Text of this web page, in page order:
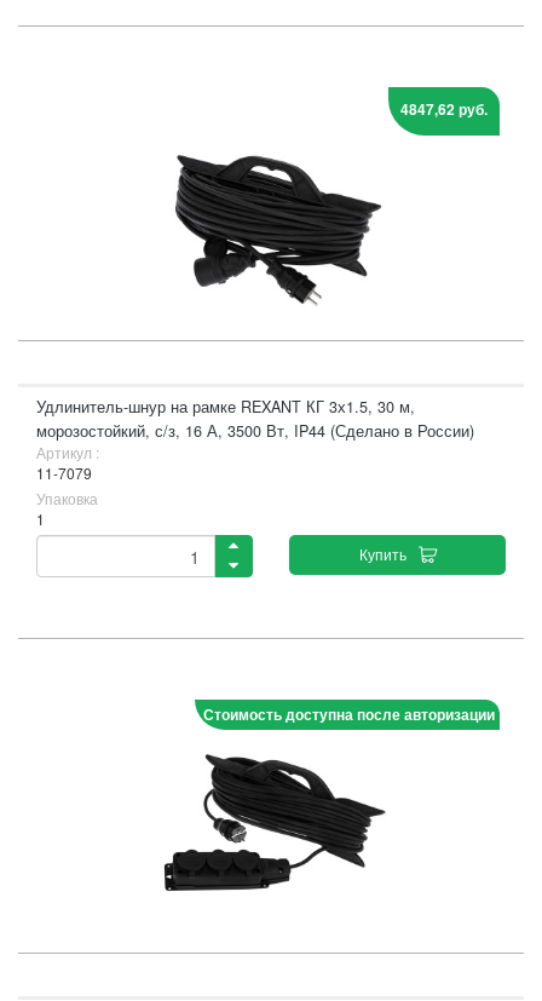
4847,62 руб.
Удлинитель-шнур на рамке REXANT КГ 3х1.5, 30 м,
морозостойкий, с/з, 16 А, 3500 Вт, IP44 (Сделано в России)
Артикул :
11-7079
Упаковка
1
Купить
Стоимость доступна после авторизации